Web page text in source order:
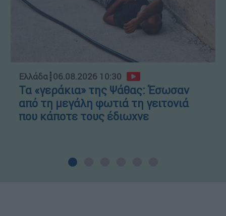
Ελλάδα┋06.08.2026 10:30
Τα «γεράκια» της Ψάθας: Έσωσαν
από τη μεγάλη φωτιά τη γειτονιά
που κάποτε τους έδιωχνε